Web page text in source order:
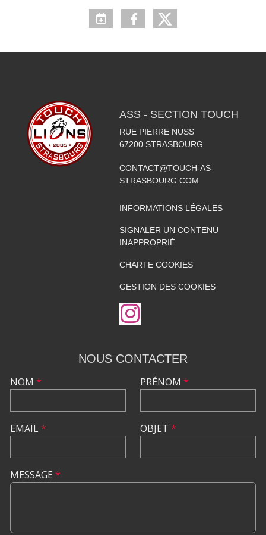
ASS - SECTION TOUCH
RUE PIERRE NUSS
67200 STRASBOURG
CONTACT@TOUCH-AS-
STRASBOURG.COM
INFORMATIONS LÉGALES
SIGNALER UN CONTENU
INAPPROPRIÉ
CHARTE COOKIES
GESTION DES COOKIES
NOUS CONTACTER
NOM *
EMAIL*
PRÉNOM *
OBJET *
MESSAGE *